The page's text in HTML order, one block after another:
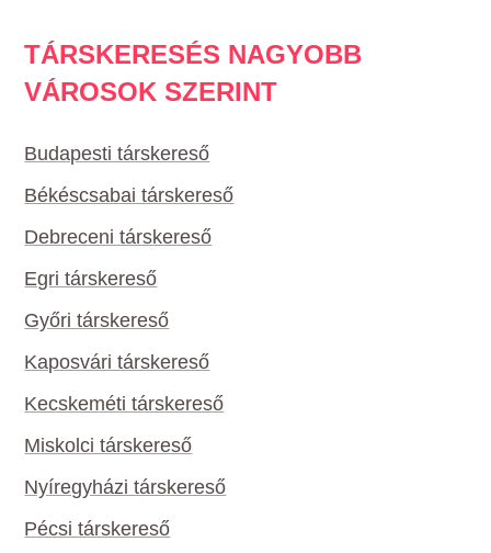
TÁRSKERESÉS NAGYOBB
VÁROSOK SZERINT
Budapesti társkereső
Békéscsabai társkereső
Debreceni társkereső
Egri társkereső
Győri társkereső
Kaposvári társkereső
Kecskeméti társkereső
Miskolci társkereső
Nyíregyházi társkereső
Pécsi társkereső